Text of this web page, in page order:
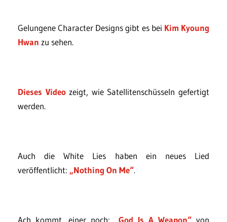
Gelungene Character Designs gibt es bei Kim Kyoung
Hwan zu sehen.
Dieses Videozeigt, wie Satellitenschüsseln gefertigt
werden.
Auch die White Lies haben ein neues Lied
veröffentlicht: „Nothing On Me“.
Ach kommt, einer noch: „God Is A Weapon“ von